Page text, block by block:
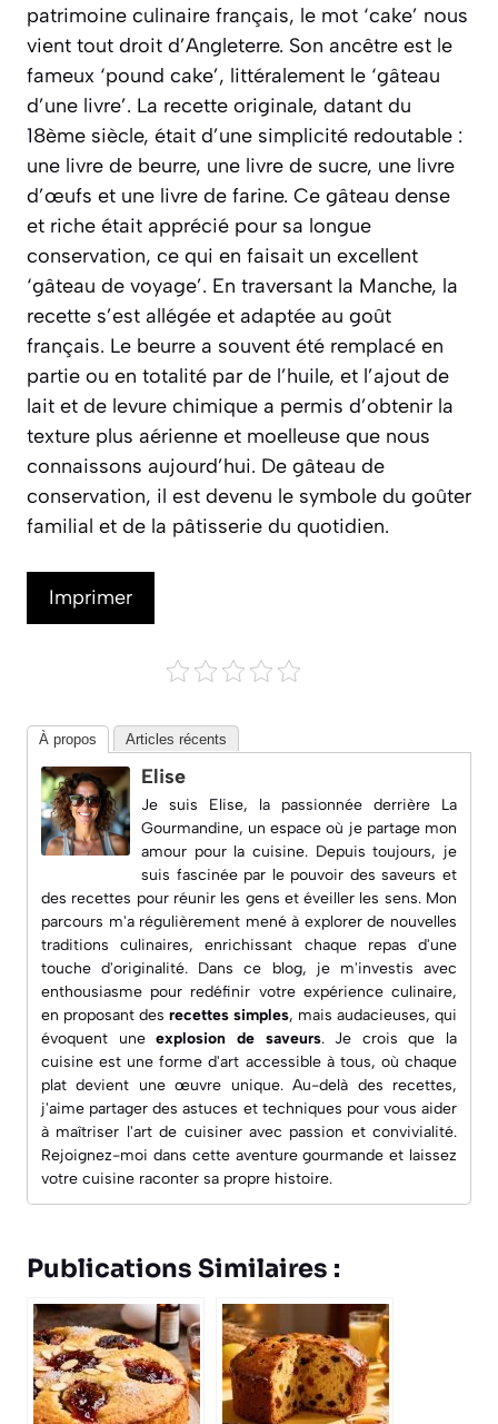
patrimoine culinaire français, le mot ‘cake’ nous
vient tout droit d’Angleterre. Son ancêtre est le
fameux ‘pound cake’, littéralement le ‘gâteau
d’une livre’. La recette originale, datant du
18ème siècle, était d’une simplicité redoutable :
une livre de beurre, une livre de sucre, une livre
d’œufs et une livre de farine. Ce gâteau dense
et riche était apprécié pour sa longue
conservation, ce qui en faisait un excellent
‘gâteau de voyage’. En traversant la Manche, la
recette s’est allégée et adaptée au goût
français. Le beurre a souvent été remplacé en
partie ou en totalité par de l’huile, et l’ajout de
lait et de levure chimique a permis d’obtenir la
texture plus aérienne et moelleuse que nous
connaissons aujourd’hui. De gâteau de
conservation, il est devenu le symbole du goûter
familial et de la pâtisserie du quotidien.
Imprimer
À propos Articles récents
Elise
Je suis Elise, la passionnée derrière La
Gourmandine, un espace où je partage mon
amour pour la cuisine. Depuis toujours, je
suis fascinée par le pouvoir des saveurs et
des recettes pour réunir les gens et éveiller les sens. Mon
parcours m'a régulièrement mené à explorer de nouvelles
traditions culinaires, enrichissant chaque repas d'une
touche d'originalité. Dans ce blog, je m'investis avec
enthousiasme pour redéfinir votre expérience culinaire,
en proposant des recettes simples, mais audacieuses, qui
évoquent uneexplosion de saveurs. Je crois que la
cuisine est une forme d'art accessible à tous, où chaque
plat devient une œuvre unique. Au-delà des recettes,
j'aime partager des astuces et techniques pour vous aider
à maîtriser l'art de cuisiner avec passion et convivialité.
Rejoignez-moi dans cette aventure gourmande et laissez
votre cuisine raconter sa propre histoire.
Publications Similaires :